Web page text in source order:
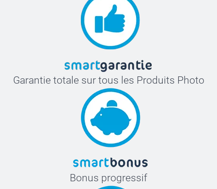
Garantie totale sur tous les Produits Photo
Bonus progressif